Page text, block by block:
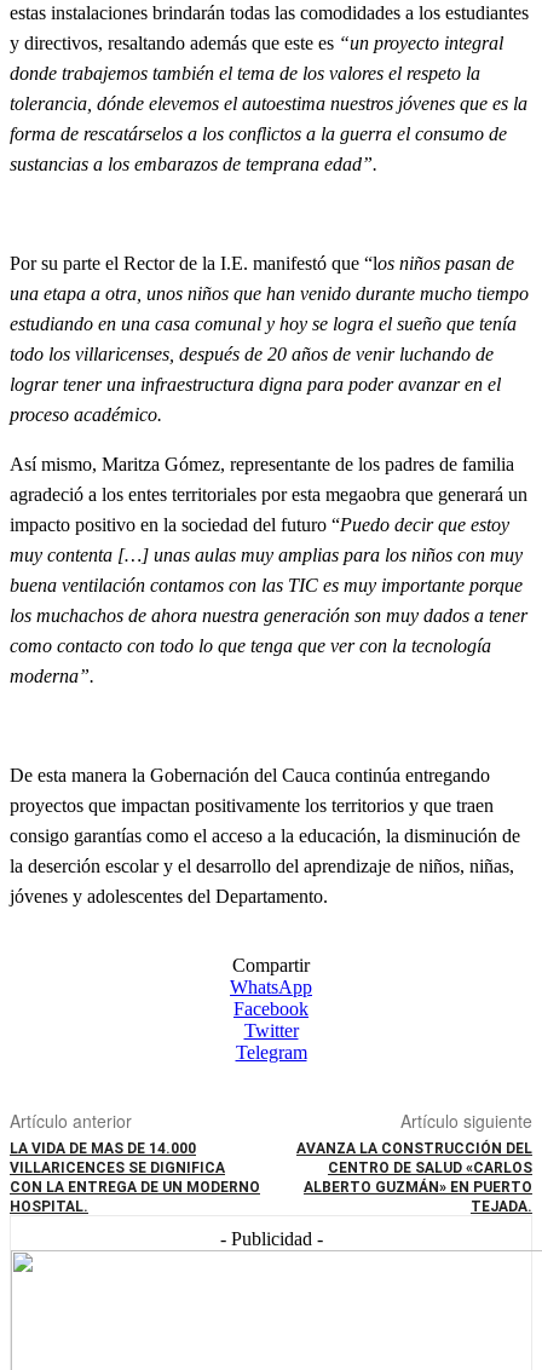
estas instalaciones brindarán todas las comodidades a los estudiantes
y directivos, resaltando además que este es “un proyecto integral
donde trabajemos también el tema de los valores el respeto la
tolerancia, dónde elevemos el autoestima nuestros jóvenes que es la
forma de rescatárselos a los conflictos a la guerra el consumo de
sustancias a los embarazos de temprana edad”.
Por su parte el Rector de la I.E. manifestó que “los niños pasan de
una etapa a otra, unos niños que han venido durante mucho tiempo
estudiando en una casa comunal y hoy se logra el sueño que tenía
todo los villaricenses, después de 20 años de venir luchando de
lograr tener una infraestructura digna para poder avanzar en el
proceso académico.
Así mismo, Maritza Gómez, representante de los padres de familia
agradeció a los entes territoriales por esta megaobra que generará un
impacto positivo en la sociedad del futuro “Puedo decir que estoy
muy contenta […] unas aulas muy amplias para los niños con muy
buena ventilación contamos con las TIC es muy importante porque
los muchachos de ahora nuestra generación son muy dados a tener
como contacto con todo lo que tenga que ver con la tecnología
moderna”.
De esta manera la Gobernación del Cauca continúa entregando
proyectos que impactan positivamente los territorios y que traen
consigo garantías como el acceso a la educación, la disminución de
la deserción escolar y el desarrollo del aprendizaje de niños, niñas,
jóvenes y adolescentes del Departamento.
Compartir
WhatsApp
Facebook
Twitter
Telegram
Artículo anterior
LA VIDA DE MAS DE 14.000
VILLARICENCES SE DIGNIFICA
CON LA ENTREGA DE UN MODERNO
HOSPITAL.
Artículo siguiente
AVANZA LA CONSTRUCCIÓN DEL
CENTRO DE SALUD «CARLOS
ALBERTO GUZMÁN» EN PUERTO
TEJADA.
- Publicidad -